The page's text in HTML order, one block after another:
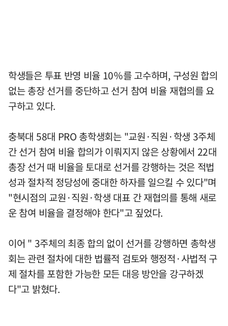
학생들은 투표 반영 비율 10％를 고수하며, 구성원 합의
없는 총장 선거를 중단하고 선거 참여 비율 재협의를 요
구하고 있다.
충북대 58대 PRO 총학생회는 "교원·직원·학생 3주체
간 선거 참여 비율 합의가 이뤄지지 않은 상황에서 22대
총장 선거 때 비율을 토대로 선거를 강행하는 것은 적법
성과 절차적 정당성에 중대한 하자를 일으킬 수 있다"며
"현시점의 교원·직원·학생 대표 간 재협의를 통해 새로
운 참여 비율을 결정해야 한다"고 짚었다.
이어 " 3주체의 최종 합의 없이 선거를 강행하면 총학생
회는 관련 절차에 대한 법률적 검토와 행정적·사법적 구
제 절차를 포함한 가능한 모든 대응 방안을 강구하겠
다"고 밝혔다.